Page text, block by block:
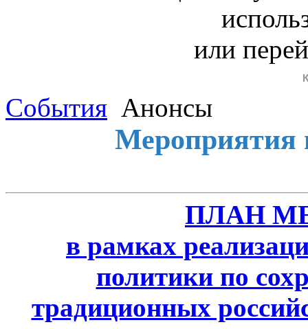
или
События Анонсы
Мероприятия
ПЛАН
в рамках
политики по
традиционных